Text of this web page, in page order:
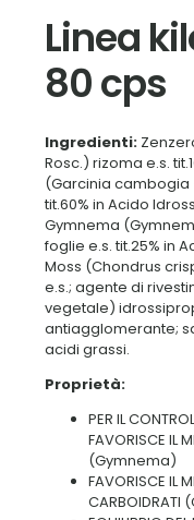
Linea
80 cps
Ingredienti:
Rosc.) rizoma e.s.
(Garcinia cambogia
tit.60% in Acido
Gymnema
foglie e.s. tit.25% in
Moss (Chondrus
e.s.; agente di
vegetale)
antiagglomerante;
acidi grassi.
Proprietà:
PER IL
FAVORISCE IL
(Gymnema)
FAVORISCE IL